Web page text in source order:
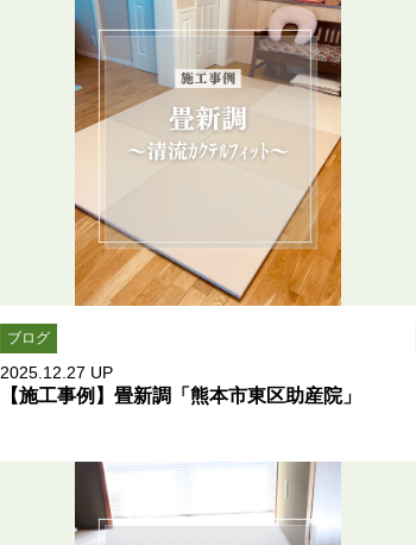
ブログ
2025.12.27 UP
【施工事例】畳新調「熊本市東区助産院」